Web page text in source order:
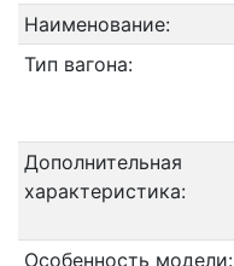
Наименование:
Тип вагона:
Дополнительная
характеристика:
Особенность модели: